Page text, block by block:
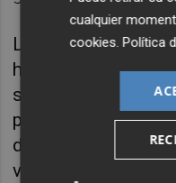
La diputada del PP
ha respaldado que
sistema de
próximos
de nivelación, y que
valenciana, igual
cualquier
cookies.Política